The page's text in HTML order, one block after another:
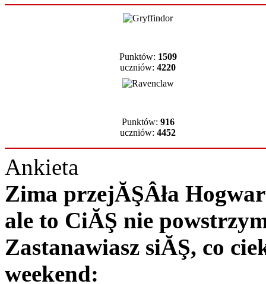
Punktów: 1509
uczniów: 4220
Punktów: 916
uczniów: 4452
Ankieta
Zima przejĂŞÂła
ale to CiĂŞ nie
Zastanawiasz siĂŞ, co
weekend: